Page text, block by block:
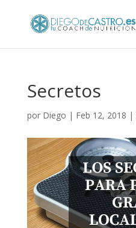
Secretos
por Diego | Feb 12, 2018 |